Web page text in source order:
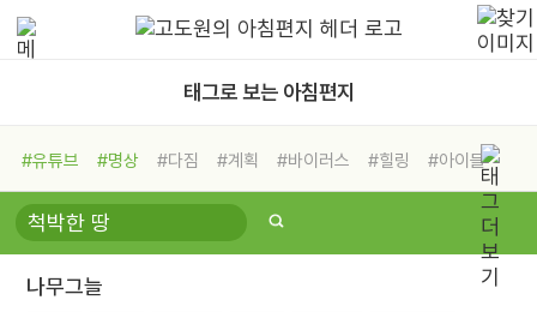
태그로 보는 아침편지
#유튜브 #명상 #다짐 #계획 #바이러스 #힐링
#아이들
#비전캠프
#독서캠프 #삶
#희망
#나눔 #친구 #링컨학교
#독서
#건강
나무그늘